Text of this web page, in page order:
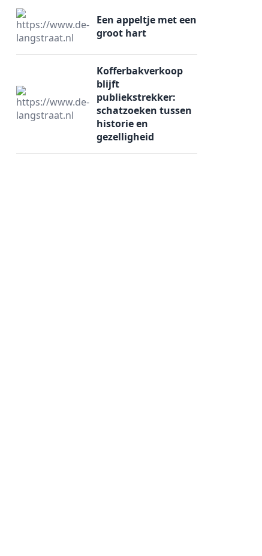
Een appeltje met een
groot hart
Kofferbakverkoop
blijft
publiekstrekker:
schatzoeken tussen
historie en
gezelligheid